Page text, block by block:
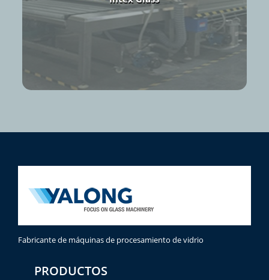
Fabricante de máquinas de procesamiento de vidrio
PRODUCTOS